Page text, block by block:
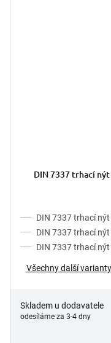
DIN 7337 trhací
DIN 7337 trhací
DIN 7337 trhací
DIN 7337 trhací
Všechny další varianty
Skladem u dodavatele
odesíláme za 3-4 dny